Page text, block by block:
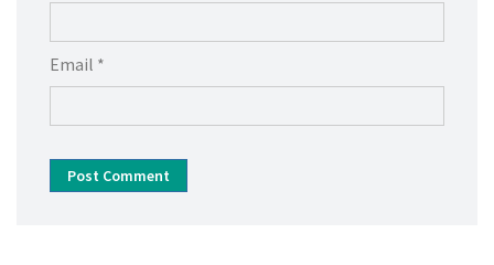
Email *
Post Comment